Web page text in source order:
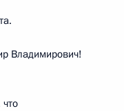
Владимирович!